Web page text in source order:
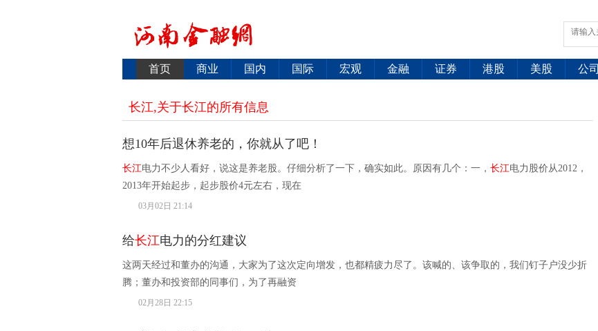
首页 商业 国内 国际 宏观 金融 证券 港股 美股 公司
长江,关于长江的所有信息
想10年后退休养老的，你就从了吧！
长江电力不少人看好，说这是养老股。仔细分析了一下，确实如此。原因有几个：一， 长江电力股价从2012，
2013年开始起步，起步股价4元左右，现在
03月02日 21:14
给长江电力的分红建议
这两天经过和董办的沟通，大家为了这次定向增发，也都精疲力尽了。该喊的、该争取的，我们钉子户没少折
腾；董办和投资部的同事们，为了再融资
02月28日 22:15